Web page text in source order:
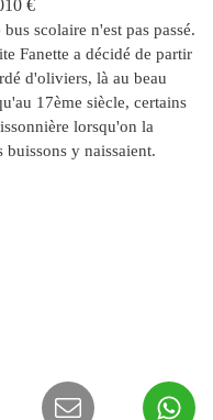
€
scolaire n'est pas passé.
Fanette a décidé de partir
d'oliviers, là au beau
17ème siècle, certains
lorsqu'on la
buissons y naissaient.